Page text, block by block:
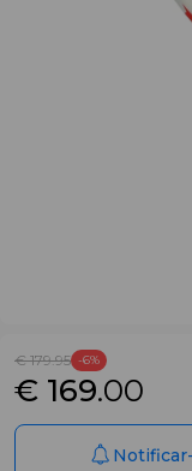
€ 179.95 -6%
€ 169.00